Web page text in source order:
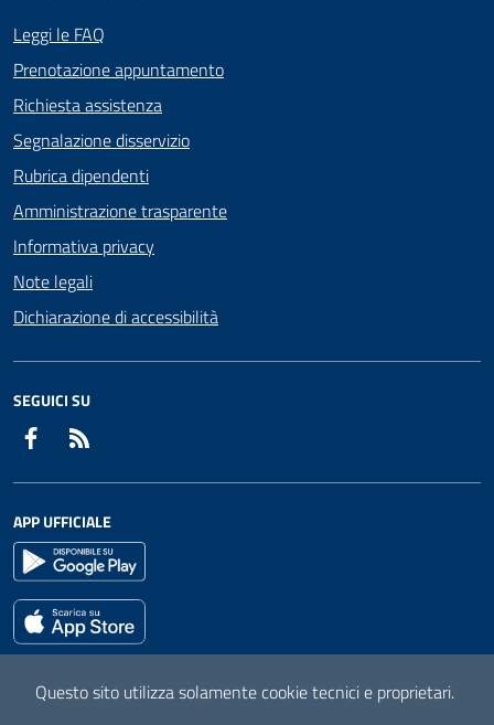
Leggi le FAQ
Prenotazione appuntamento
Richiesta assistenza
Segnalazione disservizio
Rubrica dipendenti
Amministrazione trasparente
Informativa privacy
Note legali
Dichiarazione di accessibilità
SEGUICI SU
Facebook
APP UFFICIALE
Questo sito utilizza solamente cookie tecnici e proprietari.